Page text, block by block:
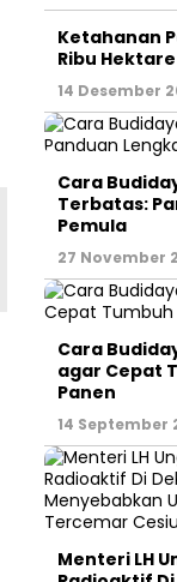
Ketahanan
Ribu
14 Desember
Cara
Terbatas:
Pemula
27 November
Cara
agar Cepat
Panen
14 September
Menteri LH